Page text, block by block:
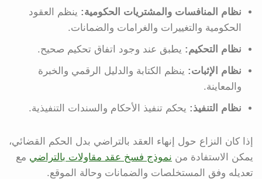
نظام المنافسات والمشتريات الحكومية: ينظم العقود
الحكومية والتغييرات والغرامات والضمانات.
نظام التحكيم: يطبق عند وجود اتفاق تحكيم صحيح.
نظام الإثبات: ينظم الكتابة والدليل الرقمي والخبرة
والمعاينة.
نظام التنفيذ: يحكم تنفيذ الأحكام والسندات التنفيذية.
إذا كان النزاع حول إنهاء العقد بالتراضي بدل الحكم القضائي،
يمكن الاستفادة من نموذج فسخ عقد مقاولات بالتراضي مع
تعديله وفق المستخلصات والضمانات وحالة الموقع.